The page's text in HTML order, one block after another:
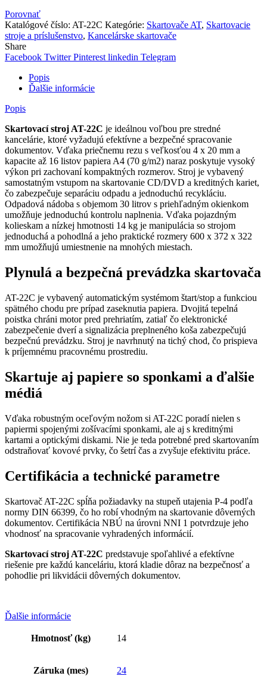
Porovnať
Katalógové číslo: AT-22C Kategórie: Skartovače AT, Skartovacie
stroje a príslušenstvo, Kancelárske skartovače
Share
Facebook Twitter Pinterest linkedin Telegram
Popis
Ďalšie informácie
Popis
Skartovací stroj AT-22C je ideálnou voľbou pre stredné
kancelárie, ktoré vyžadujú efektívne a bezpečné spracovanie
dokumentov. Vďaka priečnemu rezu s veľkosťou 4 x 20 mm a
kapacite až 16 listov papiera A4 (70 g/m2) naraz poskytuje vysoký
výkon pri zachovaní kompaktných rozmerov. Stroj je vybavený
samostatným vstupom na skartovanie CD/DVD a kreditných kariet,
čo zabezpečuje separáciu odpadu a jednoduchú recykláciu.
Odpadová nádoba s objemom 30 litrov s priehľadným okienkom
umožňuje jednoduchú kontrolu naplnenia. Vďaka pojazdným
kolieskam a nízkej hmotnosti 14 kg je manipulácia so strojom
jednoduchá a pohodlná a jeho praktické rozmery 600 x 372 x 322
mm umožňujú umiestnenie na mnohých miestach.
Plynulá a bezpečná prevádzka skartovača
AT-22C je vybavený automatickým systémom štart/stop a funkciou
spätného chodu pre prípad zaseknutia papiera. Dvojitá tepelná
poistka chráni motor pred prehriatím, zatiaľ čo elektronické
zabezpečenie dverí a signalizácia preplneného koša zabezpečujú
bezpečnú prevádzku. Stroj je navrhnutý na tichý chod, čo prispieva
k príjemnému pracovnému prostrediu.
Skartuje aj papiere so sponkami a ďalšie
médiá
Vďaka robustným oceľovým nožom si AT-22C poradí nielen s
papiermi spojenými zošívacími sponkami, ale aj s kreditnými
kartami a optickými diskami. Nie je teda potrebné pred skartovaním
odstraňovať kovové prvky, čo šetrí čas a zvyšuje efektivitu práce.
Certifikácia a technické parametre
Skartovač AT-22C spĺňa požiadavky na stupeň utajenia P-4 podľa
normy DIN 66399, čo ho robí vhodným na skartovanie dôverných
dokumentov. Certifikácia NBÚ na úrovni NNI 1 potvrdzuje jeho
vhodnosť na spracovanie vyhradených informácií.
Skartovací stroj AT-22C predstavuje spoľahlivé a efektívne
riešenie pre každú kanceláriu, ktorá kladie dôraz na bezpečnosť a
pohodlie pri likvidácii dôverných dokumentov.
Ďalšie informácie
Hmotnosť (kg) 14
Záruka (mes) 24